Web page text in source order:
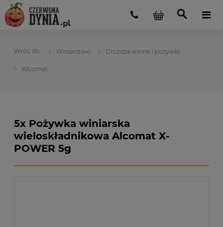
Winiarstwo Drożdże winne i pożywki
Alcomat
5x Pożywka winiarska
wieloskładnikowa Alcomat X-
POWER 5g